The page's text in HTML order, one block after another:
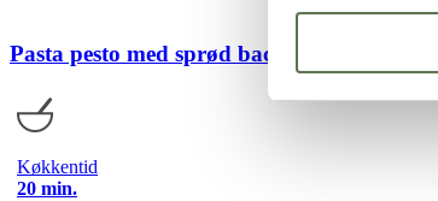
Pasta pesto med sprød bacon
Køkkentid
20 min.